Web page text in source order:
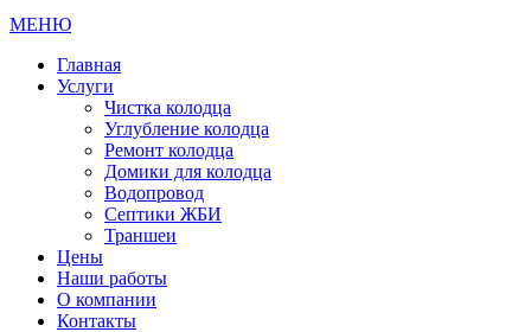
МЕНЮ
Главная
Услуги
Чистка колодца
Углубление колодца
Ремонт колодца
Домики для колодца
Водопровод
Септики ЖБИ
Траншеи
Цены
Наши работы
О компании
Контакты